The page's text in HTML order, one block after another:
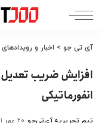
آی تی جو > اخبار و
افزایش ضریب
انفورماتیکی
تیم تحریریه آی‌تی‌جو ۲۰ مهر ۱۴۰۱